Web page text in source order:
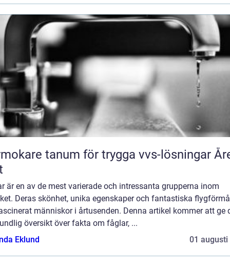
tanum för trygga vvs-lösningar
är en av de mest varierade och intressanta grupperna inom
Deras skönhet, unika egenskaper och fantastiska
människor i årtusenden. Denna artikel kommer att ge
översikt över fakta om fåglar, ...
Eklund
01 augusti